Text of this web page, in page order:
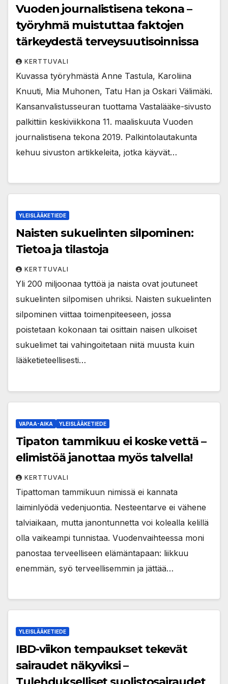
Vuoden journalistisena tekona –
työryhmä muistuttaa faktojen
tärkeydestä terveysuutisoinnissa
KERTTUVALI
Kuvassa työryhmästä Anne Tastula, Karoliina
Knuuti, Mia Muhonen, Tatu Han ja Oskari Välimäki.
Kansanvalistusseuran tuottama Vastalääke-sivusto
palkittiin keskiviikkona 11. maaliskuuta Vuoden
journalistisena tekona 2019. Palkintolautakunta
kehuu sivuston artikkeleita, jotka käyvät…
YLEISLÄÄKETIEDE
Naisten sukuelinten silpominen:
Tietoa ja tilastoja
KERTTUVALI
Yli 200 miljoonaa tyttöä ja naista ovat joutuneet
sukuelinten silpomisen uhriksi. Naisten sukuelinten
silpominen viittaa toimenpiteeseen, jossa
poistetaan kokonaan tai osittain naisen ulkoiset
sukuelimet tai vahingoitetaan niitä muusta kuin
lääketieteellisesti…
VAPAA-AIKA YLEISLÄÄKETIEDE
Tipaton tammikuu ei koske vettä –
elimistöä janottaa myös talvella!
KERTTUVALI
Tipattoman tammikuun nimissä ei kannata
laiminlyödä vedenjuontia. Nesteentarve ei vähene
talviaikaan, mutta janontunnetta voi kolealla kelillä
olla vaikeampi tunnistaa. Vuodenvaihteessa moni
panostaa terveelliseen elämäntapaan: liikkuu
enemmän, syö terveellisemmin ja jättää…
YLEISLÄÄKETIEDE
IBD-viikon tempaukset tekevät
sairaudet näkyviksi ­–